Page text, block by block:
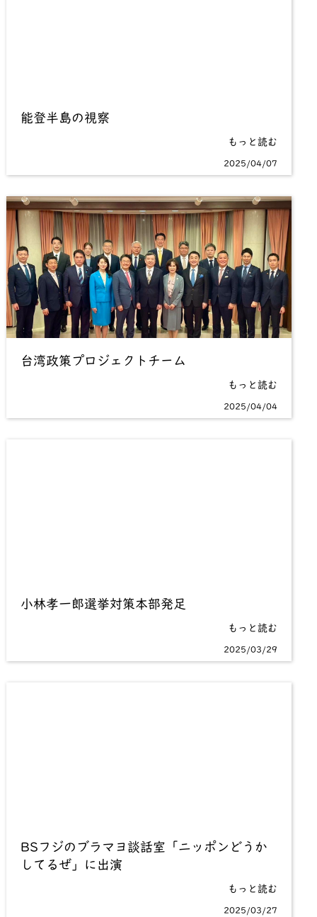
能登半島の視察
もっと読む
2025/04/07
台湾政策プロジェクトチーム
もっと読む
2025/04/04
小林孝一郎選挙対策本部発足
もっと読む
2025/03/29
BSフジのブラマヨ談話室「ニッポンどうか
してるぜ」に出演
もっと読む
2025/03/27